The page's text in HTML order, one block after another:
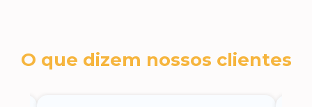
O que dizem nossos clientes